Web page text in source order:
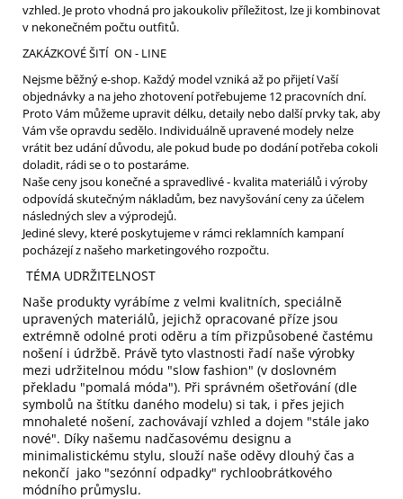
vzhled. Je proto vhodná pro jakoukoliv příležitost, lze ji kombinovat
v nekonečném počtu outfitů.
ZAKÁZKOVÉ ŠITÍ ON - LINE
Nejsme běžný e-shop. Každý model vzniká až po přijetí Vaší
objednávky a na jeho zhotovení potřebujeme 12 pracovních dní.
Proto Vám můžeme upravit délku, detaily nebo další prvky tak, aby
Vám vše opravdu sedělo. Individuálně upravené modely nelze
vrátit bez udání důvodu, ale pokud bude po dodání potřeba cokoli
doladit, rádi se o to postaráme.
Naše ceny jsou konečné a spravedlivé - kvalita materiálů i výroby
odpovídá skutečným nákladům, bez navyšování ceny za účelem
následných slev a výprodejů.
Jediné slevy, které poskytujeme v rámci reklamních kampaní
pocházejí z našeho marketingového rozpočtu.
TÉMA UDRŽITELNOST
Naše produkty vyrábíme z velmi kvalitních, speciálně
upravených materiálů, jejichž opracované příze jsou
extrémně odolné proti oděru a tím přizpůsobené častému
nošení i údržbě. Právě tyto vlastnosti řadí naše výrobky
mezi udržitelnou módu "slow fashion" (v doslovném
překladu "pomalá móda"). Při správném ošetřování (dle
symbolů na štítku daného modelu) si tak, i přes jejich
mnohaleté nošení, zachovávají vzhled a dojem "stále jako
nové". Díky našemu nadčasovému designu a
minimalistickému stylu, slouží naše oděvy dlouhý čas a
nekončí jako "sezónní odpadky" rychloobrátkového
módního průmyslu.